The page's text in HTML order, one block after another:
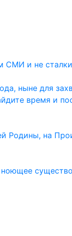
СМИ и не
ныне для
время и
Родины, на